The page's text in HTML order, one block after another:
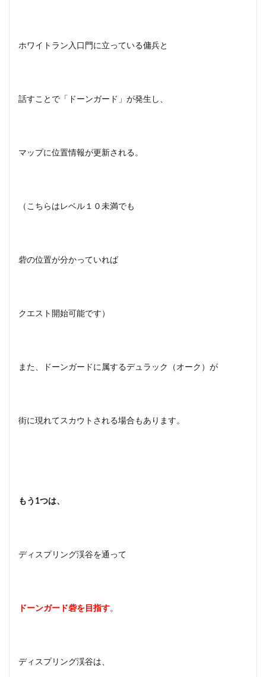
ホワイトラン入口門に立っている傭兵と
話すことで「ドーンガード」が発生し、
マップに位置情報が更新される。
（こちらはレベル１０未満でも
砦の位置が分かっていれば
クエスト開始可能です）
また、ドーンガードに属するデュラック（オーク）が
街に現れてスカウトされる場合もあります。
もう1つは、
ディスプリング渓谷を通って
ドーンガード砦を目指す。
ディスプリング渓谷は、